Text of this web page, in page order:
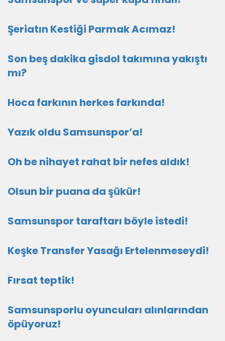
Şeriatın Kestiği Parmak Acımaz!
Son beş dakika gisdol takımına yakıştı
mı?
Hoca farkının herkes farkında!
Yazık oldu Samsunspor’a!
Oh be nihayet rahat bir nefes aldık!
Olsun bir puana da şükür!
Samsunspor taraftarı böyle istedi!
Keşke Transfer Yasağı Ertelenmeseydi!
Fırsat teptik!
Samsunsporlu oyuncuları alınlarından
öpüyoruz!